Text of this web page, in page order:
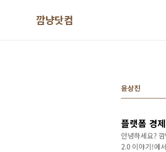
깜냥닷컴
윤상진
플랫폼 경
안녕하세요?
2.0 이야기!에